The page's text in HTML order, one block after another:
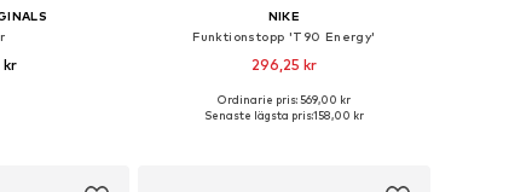
kr
NIKE
Funktionstopp 'T90 Energy'
296,25 kr
Tillgänglig i många storlekar
Ordinarie pris: 569,00 kr
Senaste lägsta pris:158,00 kr